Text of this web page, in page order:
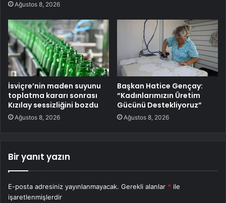
Ağustos 8, 2026
İsviçre’nin maden suyunu
toplatma kararı sonrası
Kızılay sessizliğini bozdu
Ağustos 8, 2026
Başkan Hatice Gençay:
“Kadınlarımızın Üretim
Gücünü Destekliyoruz”
Ağustos 8, 2026
Bir yanıt yazın
E-posta adresiniz yayınlanmayacak. Gerekli alanlar * ile
işaretlenmişlerdir